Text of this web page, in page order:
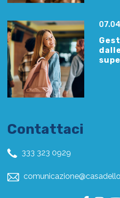
Contattaci
333 323 0929